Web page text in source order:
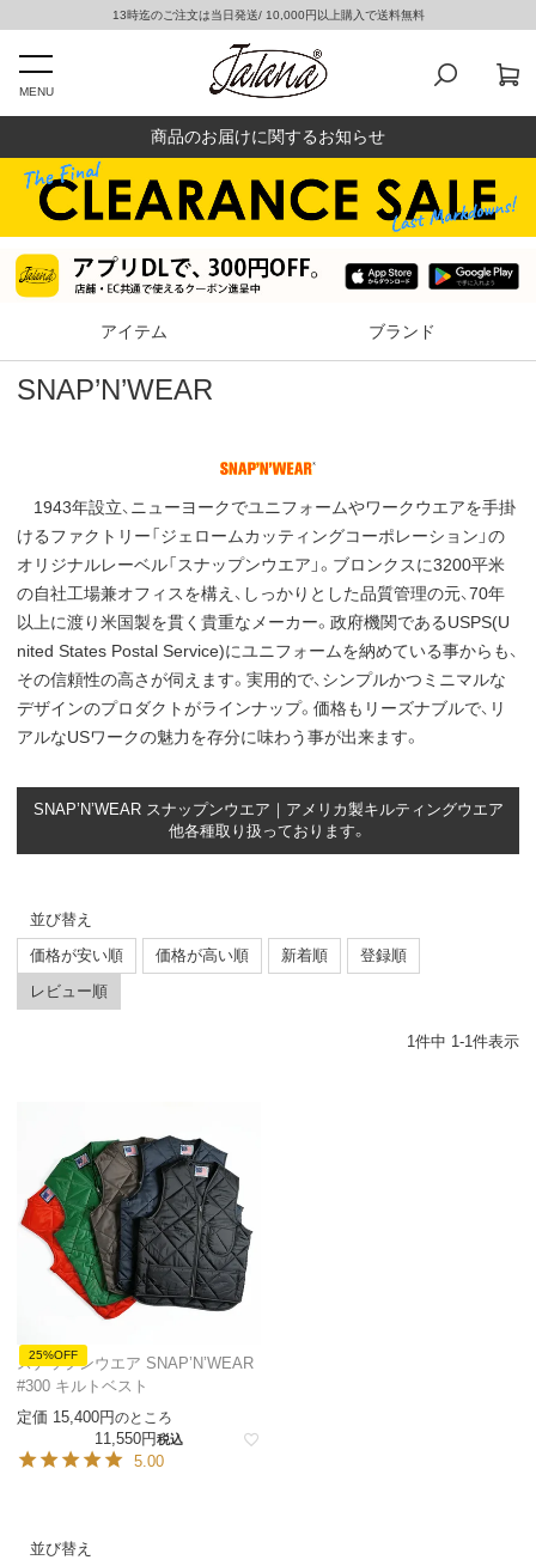
13時迄のご注文は当日発送/ 10,000円以上購入で送料無料
MENU
商品のお届けに関するお知らせ
アイテム ブランド
SNAP’N’WEAR
1943年設立、ニューヨークでユニフォームやワークウエアを手掛
けるファクトリー「ジェロームカッティングコーポレーション」の
オリジナルレーベル「スナップンウエア」。ブロンクスに3200平米
の自社工場兼オフィスを構え、しっかりとした品質管理の元、70年
以上に渡り米国製を貫く貴重なメーカー。政府機関であるUSPS(U
nited States Postal Service)にユニフォームを納めている事からも、
その信頼性の高さが伺えます。実用的で、シンプルかつミニマルな
デザインのプロダクトがラインナップ。価格もリーズナブルで、リ
アルなUSワークの魅力を存分に味わう事が出来ます。
SNAP’N’WEAR スナップンウエア｜アメリカ製キルティングウエア
他各種取り扱っております。
並び替え
価格が安い順
価格が高い順 新着順
登録順
レビュー順
1件中 1-1件表示
25%OFF
スナップンウエア SNAP’N’WEAR
#300 キルトベスト
定価 15,400 のところ
11,550 税込
5.00
並び替え